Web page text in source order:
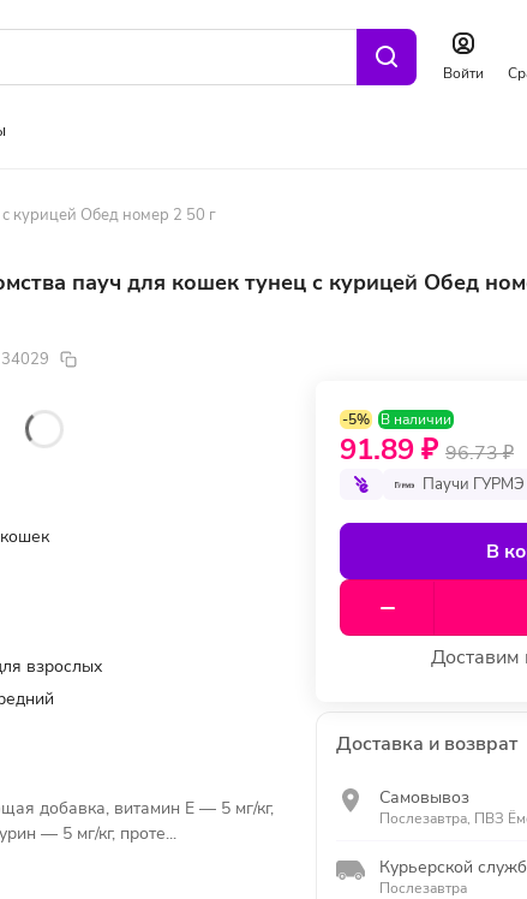
Войти
курицей Обед номер 2 50 г
пауч для кошек тунец с курицей Обед
34029
взрослых
добавка, витамин E — 5 мг/кг,
— 5 мг/кг, проте...
-5% В наличии
91.89 ₽ 96.73 ₽
Паучи ГУРМЭ
В
Доставим
Доставка и возврат
Самовывоз
Послезавтра, ПВЗ
Курьерской
Послезавтра